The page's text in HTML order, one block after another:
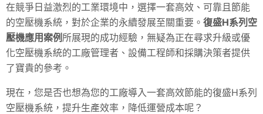
在競爭日益激烈的工業環境中，選擇一套高效、可靠且節能
的空壓機系統，對於企業的永續發展至關重要。 復盛H系列空
壓機應用案例 所展現的成功經驗，無疑為正在尋求升級或優
化空壓機系統的工廠管理者、設備工程師和採購決策者提供
了寶貴的參考。
現在，您是否也想為您的工廠導入一套高效節能的復盛H系列
空壓機系統，提升生產效率，降低運營成本呢？